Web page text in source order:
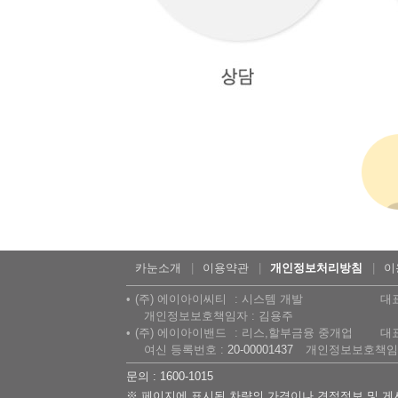
카눈소개 이용약관 개인정보처리방침
(주) 에이아이씨티 시스템 개발
대
개인정보보호책임자 : 김용주
(주) 에이아이밴드
리스,할부금융 중개업
대
여신 등록번호 : 20-00001437
개인정보보호책
문의 : 1600-1015